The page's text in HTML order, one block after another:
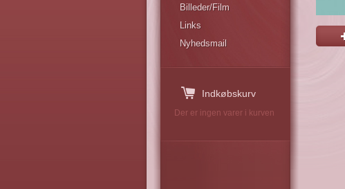
Billeder/Film
Links
Nyhedsmail
Indkøbskurv
Der er ingen varer i kurven